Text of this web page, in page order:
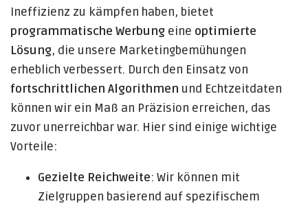
Ineffizienz zu kämpfen haben, bietet
programmatische Werbung eine optimierte
Lösung, die unsere Marketingbemühungen
erheblich verbessert. Durch den Einsatz von
fortschrittlichen Algorithmen und Echtzeitdaten
können wir ein Maß an Präzision erreichen, das
zuvor unerreichbar war. Hier sind einige wichtige
Vorteile:
Gezielte Reichweite: Wir können mit
Zielgruppen basierend auf spezifischem